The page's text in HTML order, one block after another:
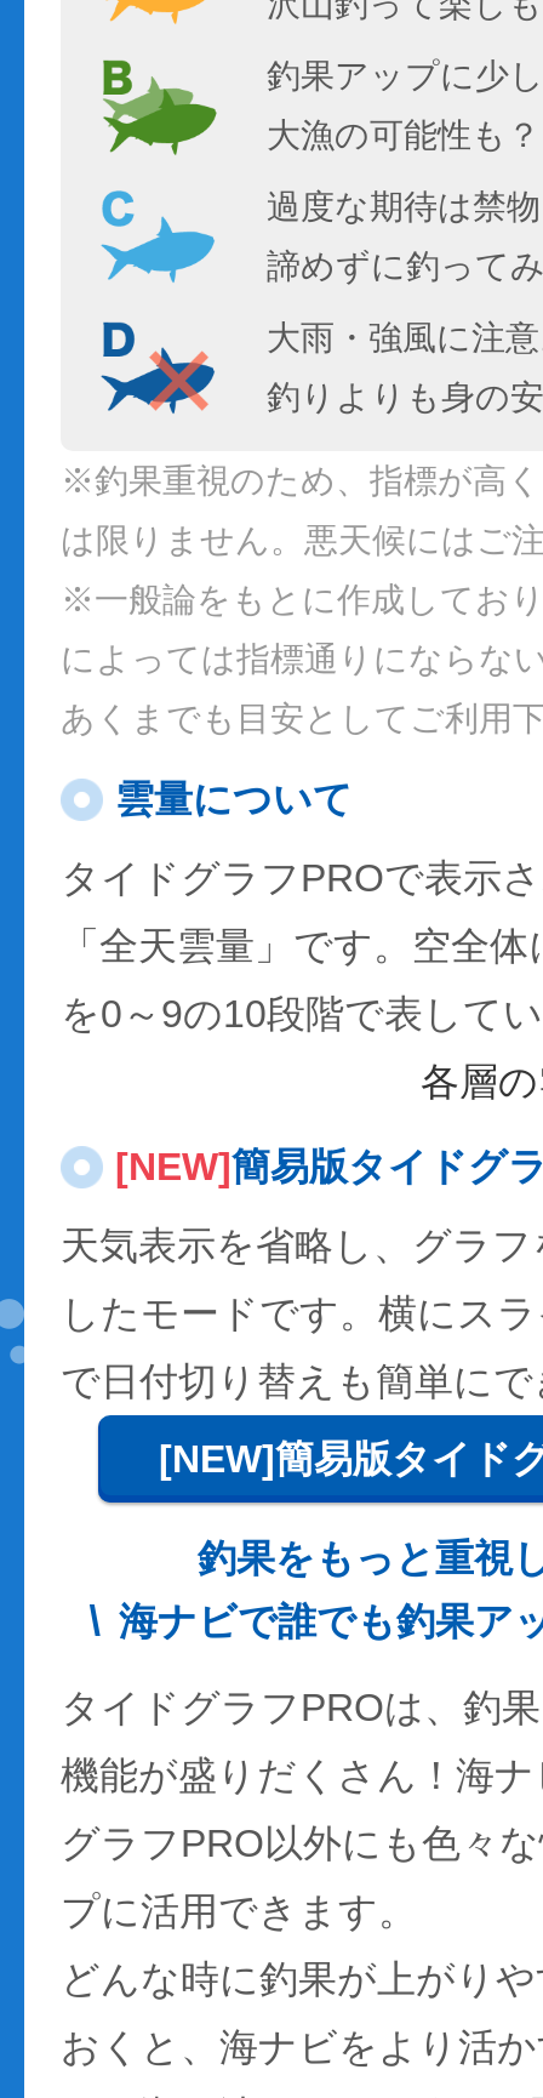
釣果アップに少
大漁の可能性も？
過度な期待は禁
諦めずに釣って
大雨・強風に注
釣りよりも身の
※釣果重視のため、指標が高
は限りません。悪天候にはご
※一般論をもとに作成してお
によっては指標通りにならな
あくまでも目安としてご利用
雲量について
タイドグラフPROで表示
「全天雲量」です。空全
を0～9の10段階で表して
各層
[NEW]簡易版タイドグ
天気表示を省略し、グラ
したモードです。横にス
で日付切り替えも簡単に
[NEW]簡易版タイド
釣果をもっと重視
海ナビで誰でも釣果ア
タイドグラフPROは、釣
機能が盛りだくさん！海
グラフPRO以外にも色々
プに活用できます。
どんな時に釣果が上がり
おくと、海ナビをより活